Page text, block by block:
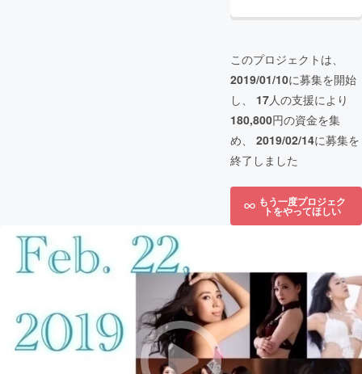
このプロジェクトは、
2019/01/10に募集を開始
し、 17人の支援により
180,800円の資金を集
め、 2019/02/14に募集を
終了しました
もう一度プロジェク
トをやってほしい